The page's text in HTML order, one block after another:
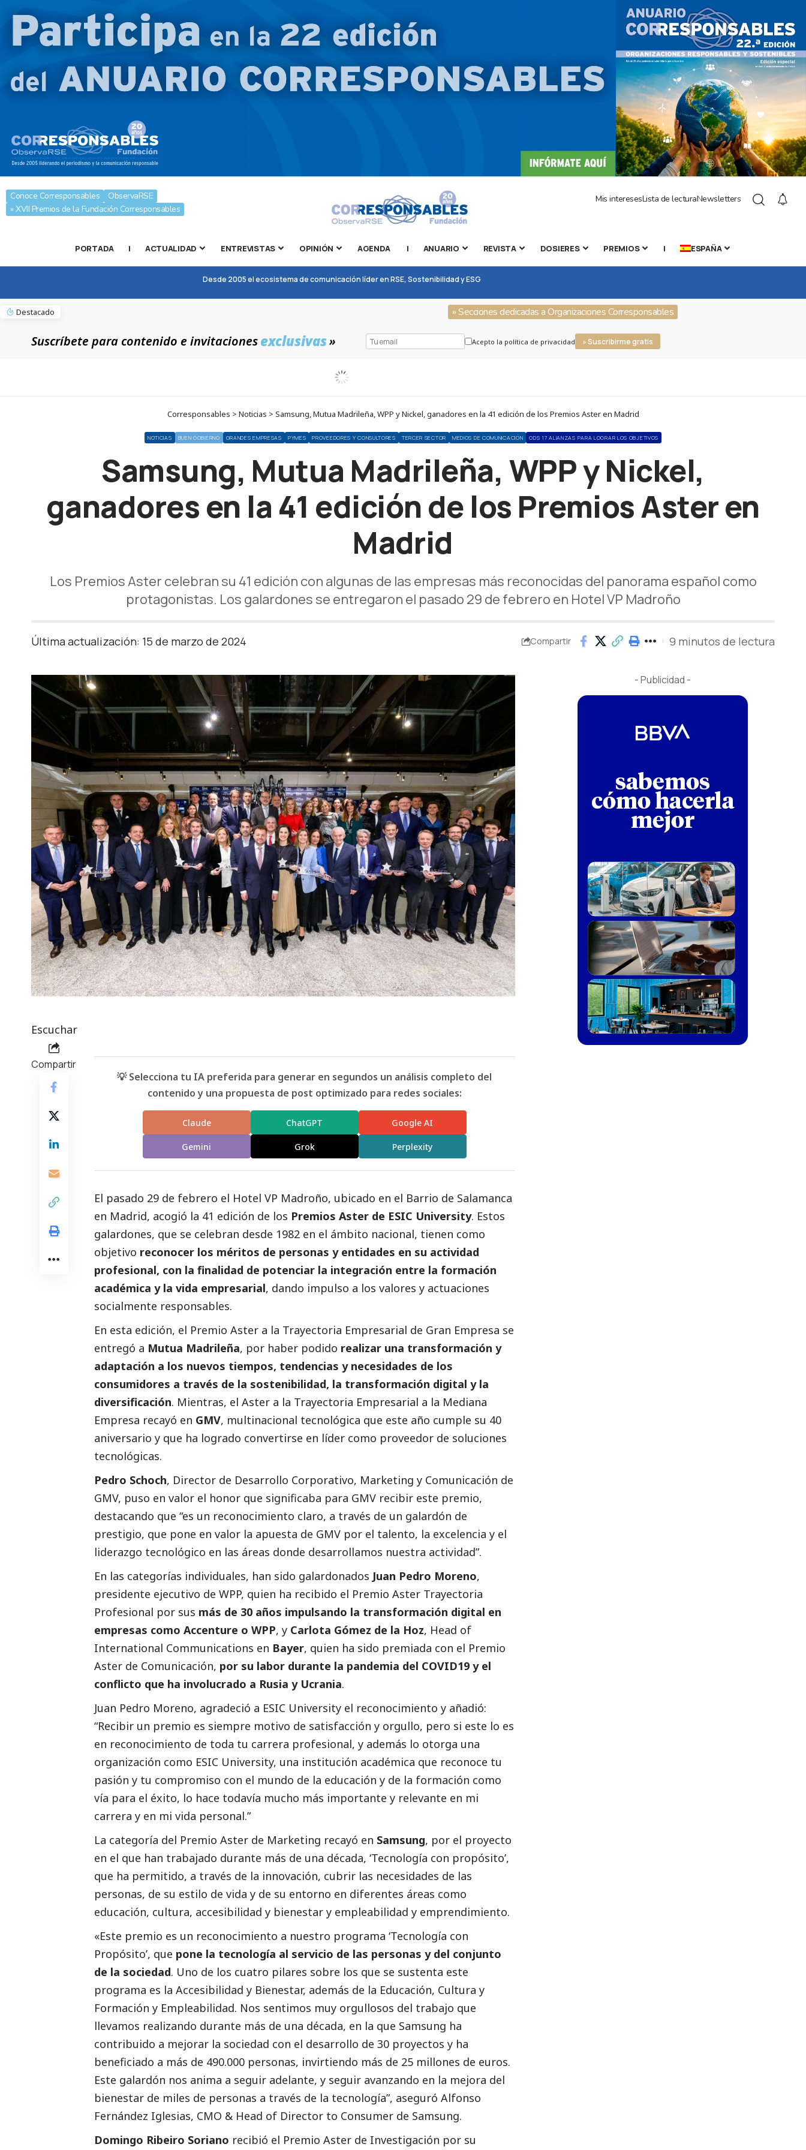
Conoce Corresponsables
ObservaRSE
» XVII Premios de la Fundación Corresponsables
Mis interesesLista de lecturaNewsletters
PORTADA | ACTUALIDAD ENTREVISTAS OPINIÓN AGENDA | ANUARIO REVISTA DOSIERES PREMIOS | ESPAÑA
Desde 2005 el ecosistema de comunicación líder en RSE, Sostenibilidad y ESG
Destacado » Secciones dedicadas a Organizaciones Corresponsables
Suscríbete para contenido e invitacionesexclusivas» Acepto la política de privacidad » Suscribirme gratis
Corresponsables > Noticias > Samsung, Mutua Madrileña, WPP y Nickel, ganadores en la 41 edición de los Premios Aster en Madrid
NOTICIAS BUEN GOBIERNO GRANDES EMPRESAS PYMES PROVEEDORES Y CONSULTORES TERCER SECTOR MEDIOS DE COMUNICACIÓN ODS 17 ALIANZAS PARA LOGRAR LOS OBJETIVOS
Samsung, Mutua Madrileña, WPP y Nickel,
ganadores en la 41 edición de los Premios Aster en
Madrid
Los Premios Aster celebran su 41 edición con algunas de las empresas más reconocidas del panorama español como
protagonistas. Los galardones se entregaron el pasado 29 de febrero en Hotel VP Madroño
Última actualización: 15 de marzo de 2024 Compartir 9 minutos de lectura
Escuchar
Compartir
💡 Selecciona tu IA preferida para generar en segundos un análisis completo del
contenido y una propuesta de post optimizado para redes sociales:
Claude ChatGPT Google AI
Gemini Grok Perplexity
El pasado 29 de febrero el Hotel VP Madroño, ubicado en el Barrio de Salamanca
en Madrid, acogió la 41 edición de los Premios Aster de ESIC University. Estos
galardones, que se celebran desde 1982 en el ámbito nacional, tienen como
objetivo reconocer los méritos de personas y entidades en su actividad
profesional, con la finalidad de potenciar la integración entre la formación
académica y la vida empresarial, dando impulso a los valores y actuaciones
socialmente responsables.
En esta edición, el Premio Aster a la Trayectoria Empresarial de Gran Empresa se
entregó a Mutua Madrileña, por haber podido realizar una transformación y
adaptación a los nuevos tiempos, tendencias y necesidades de los
consumidores a través de la sostenibilidad, la transformación digital y la
diversificación. Mientras, el Aster a la Trayectoria Empresarial a la Mediana
Empresa recayó en GMV, multinacional tecnológica que este año cumple su 40
aniversario y que ha logrado convertirse en líder como proveedor de soluciones
tecnológicas.
Pedro Schoch, Director de Desarrollo Corporativo, Marketing y Comunicación de
GMV, puso en valor el honor que significaba para GMV recibir este premio,
destacando que “es un reconocimiento claro, a través de un galardón de
prestigio, que pone en valor la apuesta de GMV por el talento, la excelencia y el
liderazgo tecnológico en las áreas donde desarrollamos nuestra actividad”.
En las categorías individuales, han sido galardonados Juan Pedro Moreno,
presidente ejecutivo de WPP, quien ha recibido el Premio Aster Trayectoria
Profesional por sus más de 30 años impulsando la transformación digital en
empresas como Accenture o WPP, y Carlota Gómez de la Hoz, Head of
International Communications en Bayer, quien ha sido premiada con el Premio
Aster de Comunicación, por su labor durante la pandemia del COVID19 y el
conflicto que ha involucrado a Rusia y Ucrania.
Juan Pedro Moreno, agradeció a ESIC University el reconocimiento y añadió:
“Recibir un premio es siempre motivo de satisfacción y orgullo, pero si este lo es
en reconocimiento de toda tu carrera profesional, y además lo otorga una
organización como ESIC University, una institución académica que reconoce tu
pasión y tu compromiso con el mundo de la educación y de la formación como
vía para el éxito, lo hace todavía mucho más importante y relevante en mi
carrera y en mi vida personal.”
La categoría del Premio Aster de Marketing recayó en Samsung, por el proyecto
en el que han trabajado durante más de una década, ‘Tecnología con propósito’,
que ha permitido, a través de la innovación, cubrir las necesidades de las
personas, de su estilo de vida y de su entorno en diferentes áreas como
educación, cultura, accesibilidad y bienestar y empleabilidad y emprendimiento.
«Este premio es un reconocimiento a nuestro programa ‘Tecnología con
Propósito’, que pone la tecnología al servicio de las personas y del conjunto
de la sociedad. Uno de los cuatro pilares sobre los que se sustenta este
programa es la Accesibilidad y Bienestar, además de la Educación, Cultura y
Formación y Empleabilidad. Nos sentimos muy orgullosos del trabajo que
llevamos realizando durante más de una década, en la que Samsung ha
contribuido a mejorar la sociedad con el desarrollo de 30 proyectos y ha
beneficiado a más de 490.000 personas, invirtiendo más de 25 millones de euros.
Este galardón nos anima a seguir adelante, y seguir avanzando en la mejora del
bienestar de miles de personas a través de la tecnología”, aseguró Alfonso
Fernández Iglesias, CMO & Head of Director to Consumer de Samsung.
Domingo Ribeiro Soriano recibió el Premio Aster de Investigación por su
- Publicidad -